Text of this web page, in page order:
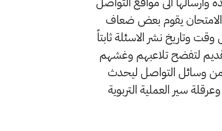
الامتحان يقوم بعض ضعاف
وقت وتاريخ نشر الاسئلة ثابتاً
لتفضح تلاعبهم وغشهم
من وسائل التواصل ليحدث
سير العملية التربوية